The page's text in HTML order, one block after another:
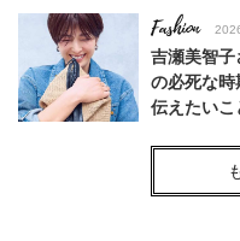
Fashion
吉瀬美智
の必死な
伝えたいこ
Fashion
【40代コ